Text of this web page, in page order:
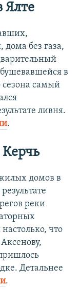
Ялте
без газа,
в
сезона самый
ливня.
.
домов в
реки
что
Детальнее
.